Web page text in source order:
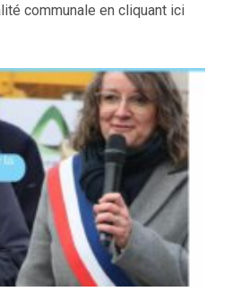
communale en cliquant ici